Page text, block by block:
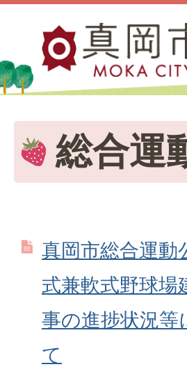
総合運
真岡市総合運動
式兼軟式野球場
事の進捗状況等
て